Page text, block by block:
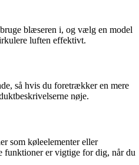
blæseren i, og vælg en model
luften effektivt.
så hvis du foretrækker en mere
nøje.
som køleelementer eller
funktioner er vigtige for dig, når du